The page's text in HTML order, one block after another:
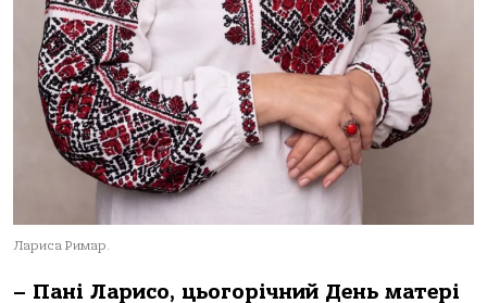
Лариса Римар.
– Пані Ларисо, цьогорічний День матері